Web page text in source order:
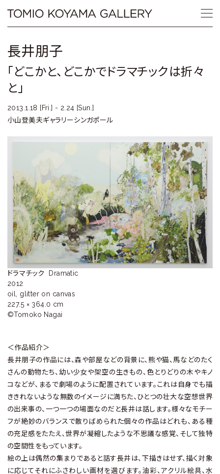
content
Tomio
Gallery
小
登
美
ギ
ャ
ラ
リ
ー
長井朋子
「どこかと、どこかでドラマチックは折々
と」
2013.1.18 [Fri.] - 2.24 [Sun.]
小山登美夫ギャラリーシンガポール
ドラマチック  Dramatic
2012
oil, glitter on canvas
227.5 × 364.0 cm
©Tomoko Nagai
＜作品紹介＞
長井朋子の作品には、森や部屋などの背景に、熊や猫、馬などのたく
さんの動物たち、幼い少女や架空の生きもの、色とりどりの木やキノ
コなどが、まるで劇場のように配置されています。これは自身でも描
ききれないような無数のイメージに満ちた、ひとつの壮大な空想世界
の出来事の、一つ一つの場面なのだと長井は話します。様々なモチー
フが絶妙のバランスで散りばめられた個々の作品はどれも、ある種
の充足感をたたえ、世界が凝縮したような不思議な感覚、そして独特
の空間性をもっています。
絵の上は偶然の集まりであると話す長井は、下描きはせず、描く対象
に応じてそれにふさわしい画材を選びます。油彩、アクリル絵具、水